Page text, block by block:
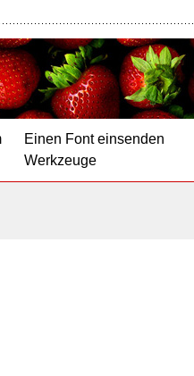
Einen Font einsenden
Werkzeuge